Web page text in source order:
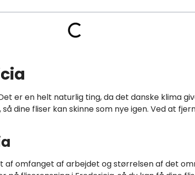
er en helt naturlig ting, da det danske klima
, så dine fliser kan skinne som nye igen. Ved at
omfanget af arbejdet og størrelsen af det